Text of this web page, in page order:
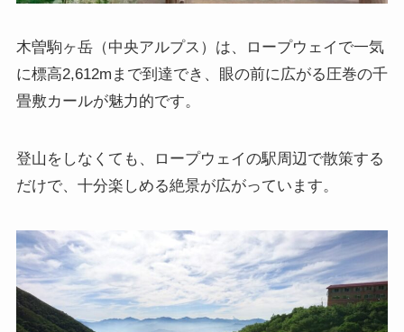
木曽駒ヶ岳（中央アルプス）は、ロープウェイで一気
に標高2,612mまで到達でき、眼の前に広がる圧巻の千
畳敷カールが魅力的です。
登山をしなくても、ロープウェイの駅周辺で散策する
だけで、十分楽しめる絶景が広がっています。